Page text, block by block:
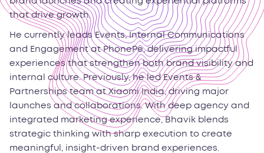
that drive growth.
He currently leads Events, Internal Communications
and Engagement at PhonePe, delivering impactful
experiences that strengthen both brand visibility and
internal culture. Previously, he led Events &
Partnerships team at Xiaomi India, driving major
launches and collaborations. With deep agency and
integrated marketing experience, Bhavik blends
strategic thinking with sharp execution to create
meaningful, insight-driven brand experiences.